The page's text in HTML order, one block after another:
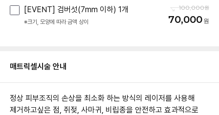
매트릭셀시술 안내
정상 피부조직의 손상을 최소화 하는 방식의 레이저를 사용해
제거하고싶은 점, 쥐젖, 사마귀, 비립종을 안전하고 효과적으로
[EVENT] 검버섯(7mm 이하) 1개
※크기, 모양에 따라 금액 상이
100,000
70,000